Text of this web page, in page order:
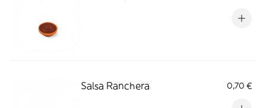
Salsa Ranchera 0,70 €